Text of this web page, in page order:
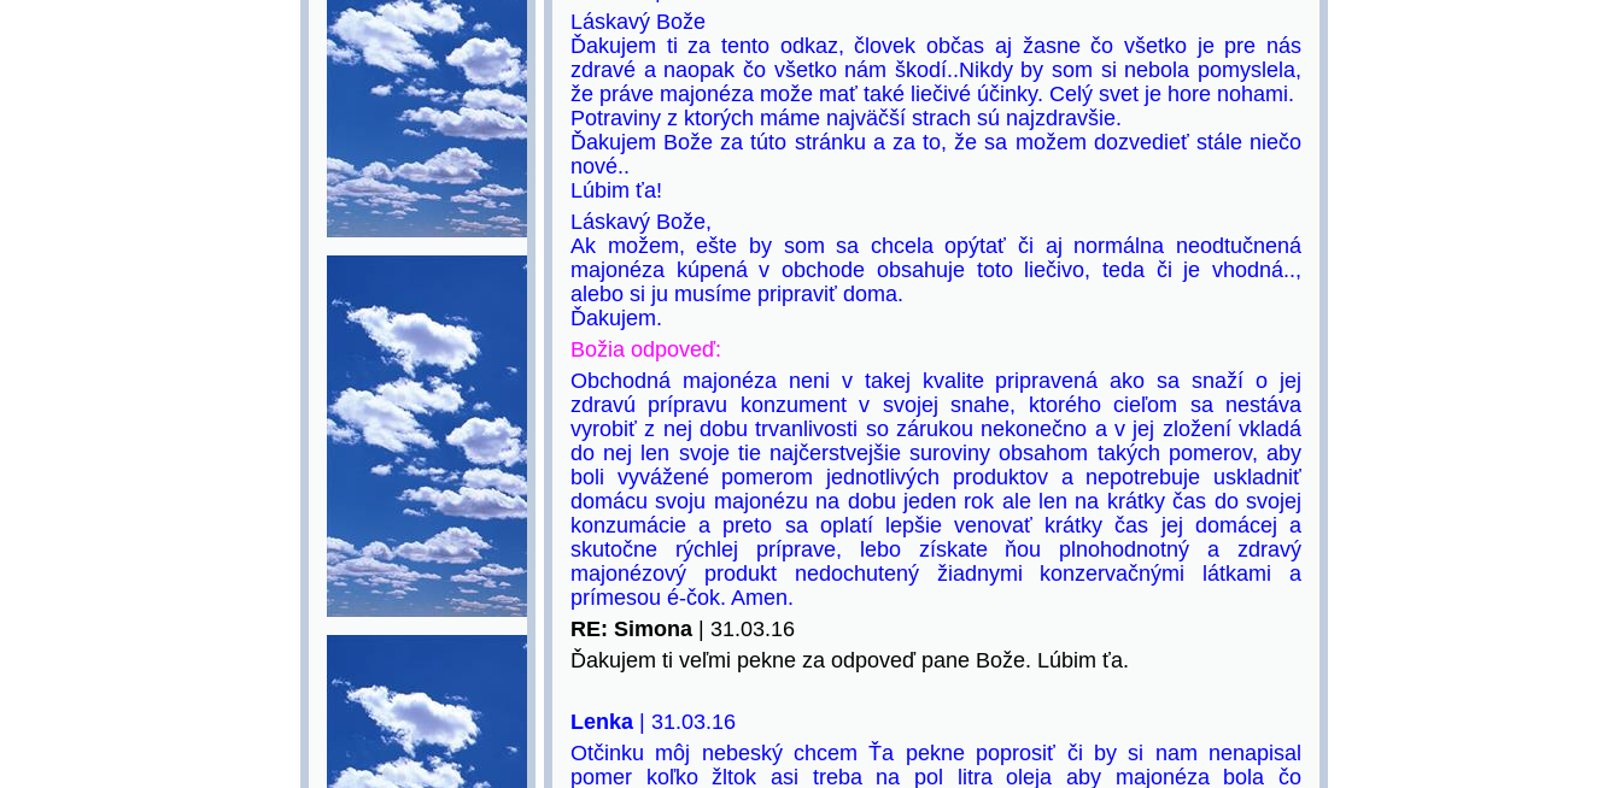
Láskavý Bože
Ďakujem ti za tento odkaz, človek občas aj žasne čo všetko je pre nás
zdravé a naopak čo všetko nám škodí..Nikdy by som si nebola pomyslela,
že práve majonéza može mať také liečivé účinky. Celý svet je hore nohami.
Potraviny z ktorých máme najväčší strach sú najzdravšie.
Ďakujem Bože za túto stránku a za to, že sa možem dozvedieť stále niečo
nové..
Lúbim ťa!
Láskavý Bože,
Ak možem, ešte by som sa chcela opýtať či aj normálna neodtučnená
majonéza kúpená v obchode obsahuje toto liečivo, teda či je vhodná..,
alebo si ju musíme pripraviť doma.
Ďakujem.
Božia odpoveď:
Obchodná majonéza neni v takej kvalite pripravená ako sa snaží o jej
zdravú prípravu konzument v svojej snahe, ktorého cieľom sa nestáva
vyrobiť z nej dobu trvanlivosti so zárukou nekonečno a v jej zložení vkladá
do nej len svoje tie najčerstvejšie suroviny obsahom takých pomerov, aby
boli vyvážené pomerom jednotlivých produktov a nepotrebuje uskladniť
domácu svoju majonézu na dobu jeden rok ale len na krátky čas do svojej
konzumácie a preto sa oplatí lepšie venovať krátky čas jej domácej a
skutočne rýchlej príprave, lebo získate ňou plnohodnotný a zdravý
majonézový produkt nedochutený žiadnymi konzervačnými látkami a
prímesou é-čok. Amen.
RE: Simona
| 31.03.16
Ďakujem ti veľmi pekne za odpoveď pane Bože. Lúbim ťa.
Lenka
| 31.03.16
Otčinku môj nebeský chcem Ťa pekne poprosiť či by si nam nenapisal
pomer koľko žltok asi treba na pol litra oleja aby majonéza bola čo